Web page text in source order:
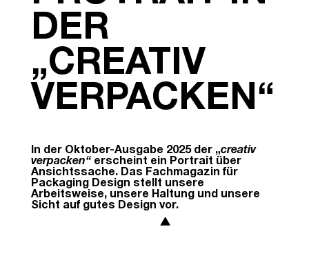
DER
„CREATIV
VERPACKEN“
In der Oktober-Ausgabe 2025 der „creativ
verpacken“erscheint ein Portrait über
Ansichtssache. Das Fachmagazin für
Packaging Design stellt unsere
Arbeitsweise, unsere Haltung und unsere
Sicht auf gutes Design vor.